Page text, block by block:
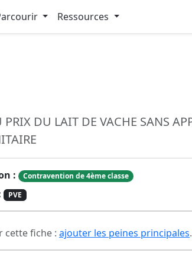
Ressources
DU LAIT DE VACHE SANS
: Contravention de 4ème classe
PVE
cette fiche : ajouter les peines principales.